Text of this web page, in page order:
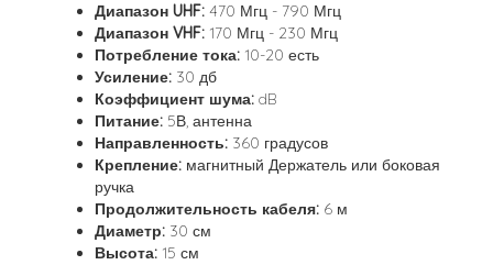
Диапазон UHF: 470 Мгц - 790 Мгц
Диапазон VHF: 170 Мгц - 230 Мгц
Потребление тока: 10-20 есть
Усиление: 30 дб
Коэффициент шума: dB
Питание: 5В, антенна
Направленность: 360 градусов
Крепление: магнитный Держатель или боковая
ручка
Продолжительность кабеля: 6 м
Диаметр: 30 см
Высота: 15 см